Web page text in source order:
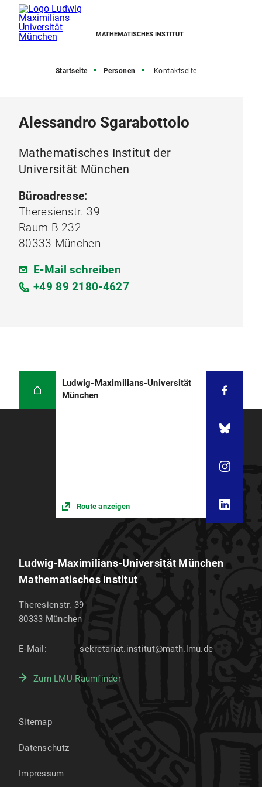
MATHEMATISCHES INSTITUT
Startseite Personen Kontaktseite
Alessandro Sgarabottolo
Mathematisches Institut der
Universität München
Büroadresse:
Theresienstr. 39
Raum B 232
80333 München
E-Mail schreiben
+49 89 2180-4627
Ludwig-Maximilians-Universität
München
Route anzeigen
Ludwig-Maximilians-Universität München
Mathematisches Institut
Theresienstr. 39
80333 München
E-Mail: sekretariat.institut@math.lmu.de
Zum LMU-Raumfinder
Sitemap
Datenschutz
Impressum